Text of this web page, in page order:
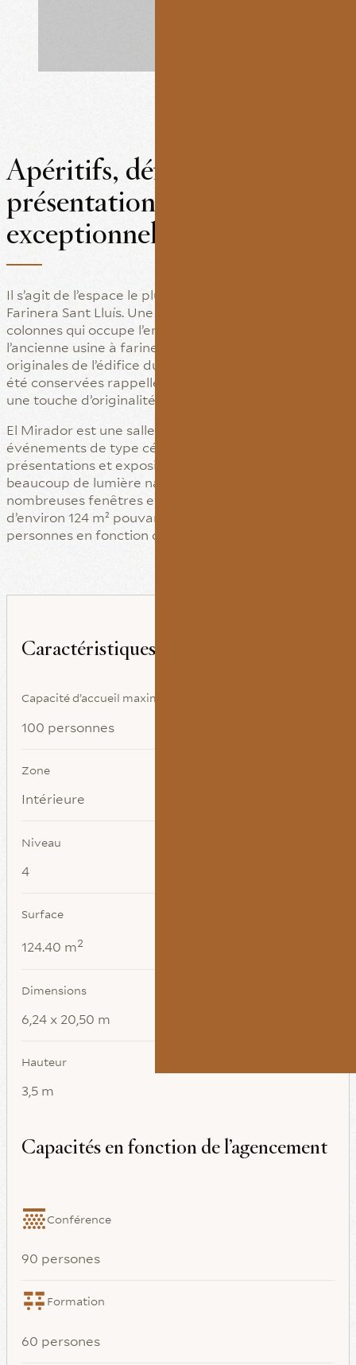
Apéritifs, défilés ou
présentations avec vues
exceptionnelles
Il s’agit de l’espace le plus spécial et polyvalent de la
Farinera Sant Lluís. Une salle diaphane et sans
colonnes qui occupe l’entrepôt de céréales de
l’ancienne usine à farine. De fait, les poutres en bois
originales de l’édifice du début du XXe siècle qui ont
été conservées rappellent sa fonction et apportent
une touche d’originalité.
El Mirador est une salle qui se prête parfaitement aux
événements de type cérémonies, apéritifs, défilés,
présentations et expositions puisqu’elle bénéficie de
beaucoup de lumière naturelle grâce à ses
nombreuses fenêtres et elle occupe une surface
d’environ 124 m² pouvant accueillir jusqu’à 100
personnes en fonction de l’agencement.
Caractéristiques
Capacité d’accueil maximale
100 personnes
Zone
Intérieure
Niveau
4
Surface
124.40 m2
Dimensions
6,24 x 20,50 m
Hauteur
3,5 m
Capacités en fonction de l’agencement
Conférence
90 persones
Formation
60 persones